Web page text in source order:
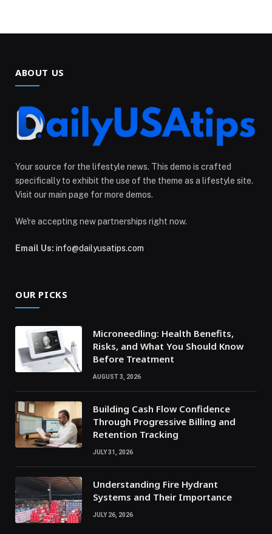
ABOUT US
Your source for the lifestyle news. This demo is crafted
specifically to exhibit the use of the theme as a lifestyle site.
Visit our main page for more demos.
We're accepting new partnerships right now.
Email Us: info@dailyusatips.com
OUR PICKS
Microneedling: Health Benefits,
Risks, and What You Should Know
Before Treatment
AUGUST 3, 2026
Building Cash Flow Confidence
Through Progressive Billing and
Retention Tracking
JULY 31, 2026
Understanding Fire Hydrant
Systems and Their Importance
JULY 26, 2026